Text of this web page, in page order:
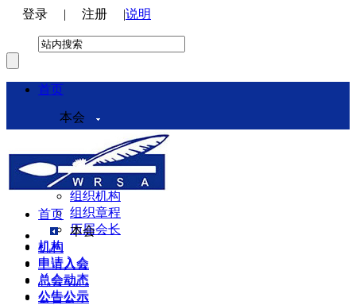
登录 | 注册 |说明
首页
本会
本会介绍
领导机构
理事会
组织机构
组织章程
历届会长
机构
申请入会
总会动态
公告公示
首页
本会
机构
申请入会
总会动态
公告公示